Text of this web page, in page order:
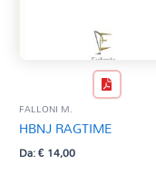
FALLONI M.
HBNJ RAGTIME
Da:€14,00